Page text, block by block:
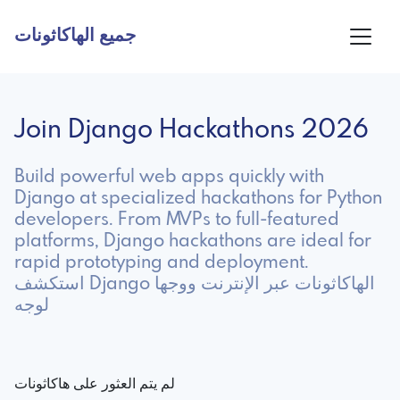
جميع الهاكاثونات
Join Django Hackathons 2026
Build powerful web apps quickly with
Django at specialized hackathons for Python
developers. From MVPs to full-featured
platforms, Django hackathons are ideal for
rapid prototyping and deployment.
استكشف Django الهاكاثونات عبر الإنترنت ووجها
لوجه
لم يتم العثور على هاكاثونات